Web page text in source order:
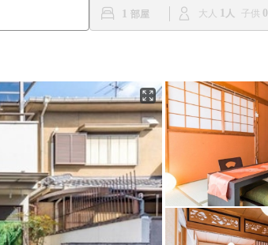
1 大人 1 子供 0